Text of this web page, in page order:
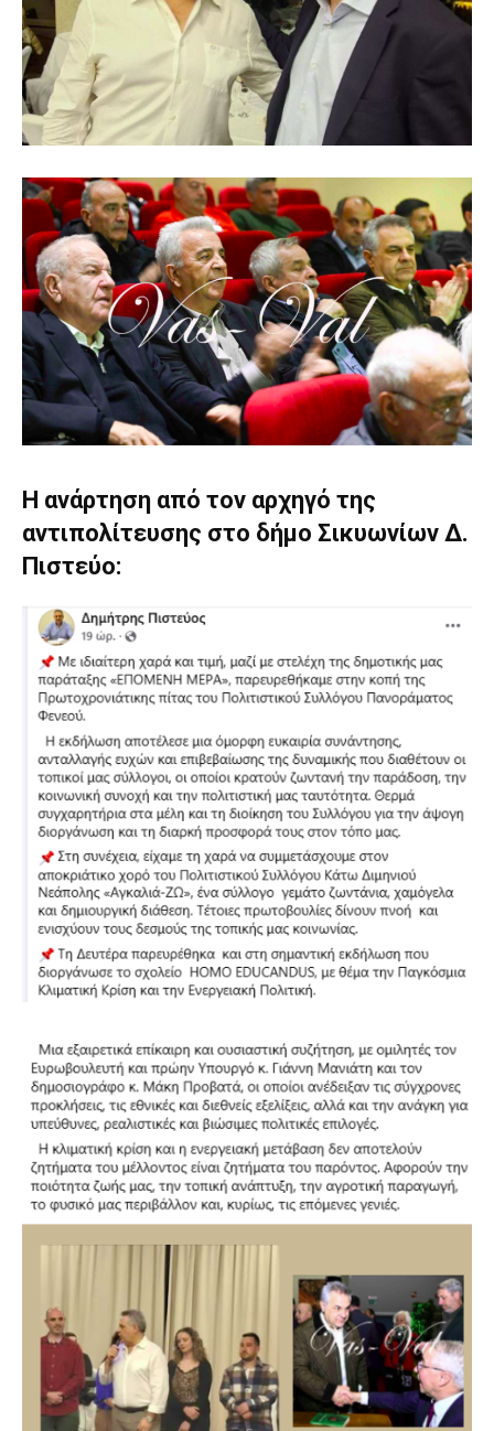
Η ανάρτηση από τον αρχηγό της
αντιπολίτευσης στο δήμο Σικυωνίων Δ.
Πιστεύο: